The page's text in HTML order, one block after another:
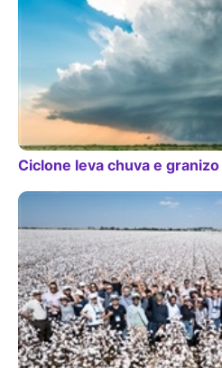
Ciclone leva chuva e granizo